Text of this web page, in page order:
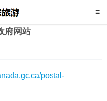
府网站
postal-